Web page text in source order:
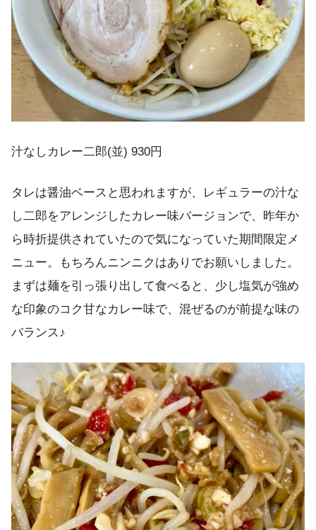
汁なしカレー二郎(並) 930円
タレは醤油ベースと思われますが、レギュラーの汁な
し二郎をアレンジしたカレー味バージョンで、昨年か
ら時折提供されていたので気になっていた期間限定メ
ニュー。もちろんニンニクはありでお願いしました。
まずは麺を引っ張り出して食べると、少し塩気が強め
な印象のコク甘なカレー味で、混ぜるのが前提な味の
バランス♪